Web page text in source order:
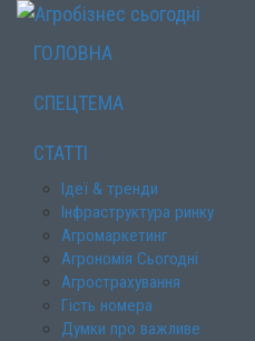
ГОЛОВНА
СПЕЦТЕМА
СТАТТІ
Ідеї & тренди
Інфраструктура ринку
Агромаркетинг
Агрономія Сьогодні
Агрострахування
Гість номера
Думки про важливе